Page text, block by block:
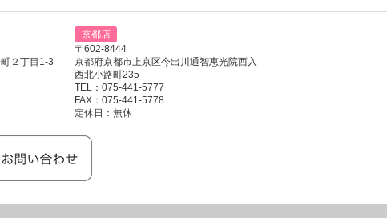
２丁目1-3
京都店
〒602-8444
京都府京都市上京区今出川通智恵光院西入
西北小路町235
TEL：075-441-5777
FAX：075-441-5778
定休日：無休